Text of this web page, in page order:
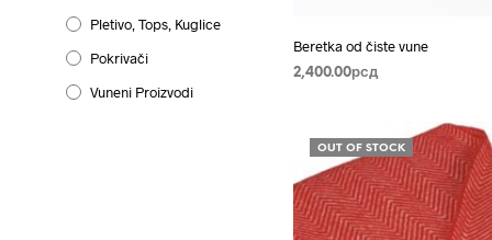
Pletivo, Tops, Kuglice
Pokrivači
Vuneni Proizvodi
Beretka od čiste vune
2,400.00рсд
proizvod
ima
više
OUT OF STOCK